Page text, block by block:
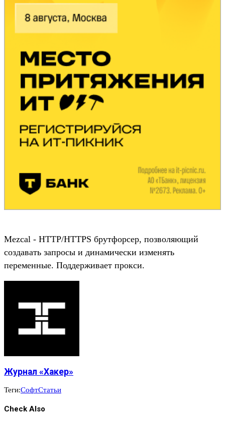
Mezcal - HTTP/HTTPS брутфорсер, позволяющий
создавать запросы и динамически изменять
переменные. Поддерживает прокси.
Журнал «Хакер»
Теги:СофтСтатьи
Check Also